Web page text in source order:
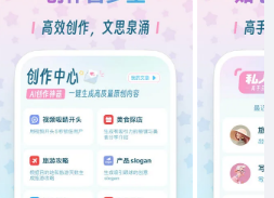
我的世界
69款应用
700款应用
末日游戏
1405款应用
pc游戏
3444款应用